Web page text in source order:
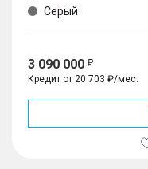
Серый
3 090 000
Кредит от 20 703 ₽/мес.